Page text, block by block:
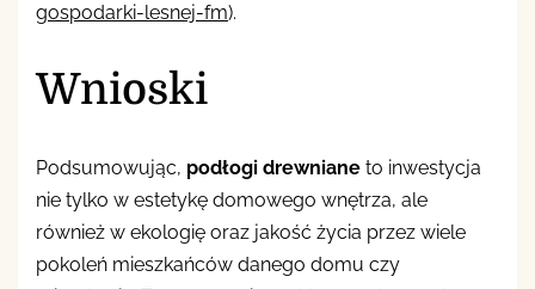
gospodarki-lesnej-fm).
Wnioski
Podsumowując, podłogi drewniane to inwestycja
nie tylko w estetykę domowego wnętrza, ale
również w ekologię oraz jakość życia przez wiele
pokoleń mieszkańców danego domu czy